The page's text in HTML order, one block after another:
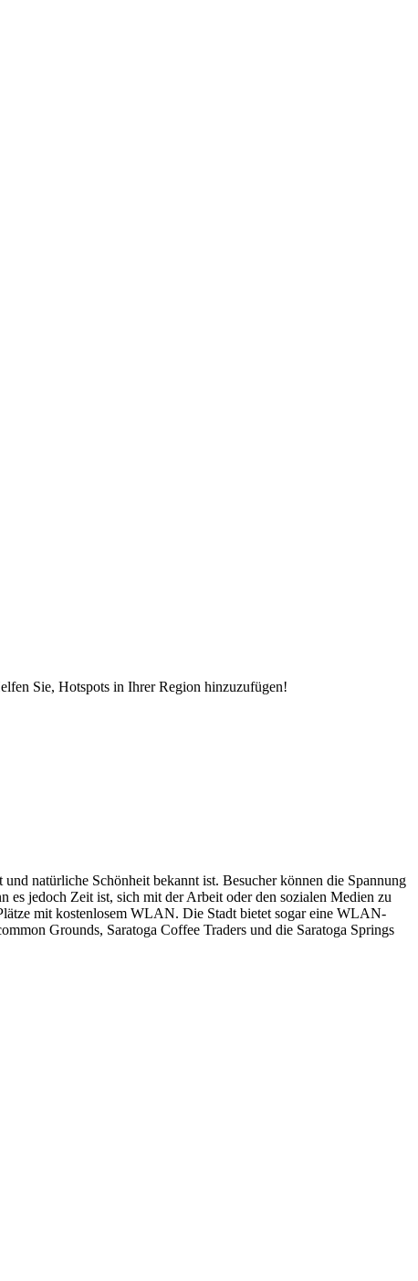
Sie, Hotspots in Ihrer Region hinzuzufügen!
natürliche Schönheit bekannt ist. Besucher können die Spannung
es jedoch Zeit ist, sich mit der Arbeit oder den sozialen Medien zu
mit kostenlosem WLAN. Die Stadt bietet sogar eine WLAN-
Grounds, Saratoga Coffee Traders und die Saratoga Springs